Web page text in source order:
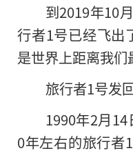
到2019年10
行者1号已经飞出
是世界上距离我们
旅行者1号发
1990年2月
0年左右的旅行者